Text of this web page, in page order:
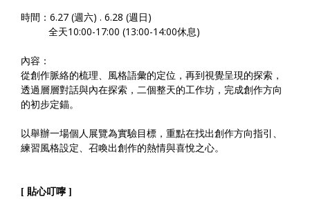
時間：6.27 (週六) . 6.28 (週日)
全天10:00-17:00 (13:00-14:00休息)
內容：
從創作脈絡的梳理、風格語彙的定位，再到視覺呈現的探索，
透過層層對話與內在探索，二個整天的工作坊，完成創作方向
的初步定錨。
以舉辦一場個人展覽為實驗目標，重點在找出創作方向指引、
練習風格設定、召喚出創作的熱情與喜悅之心。
[ 貼心叮嚀 ]